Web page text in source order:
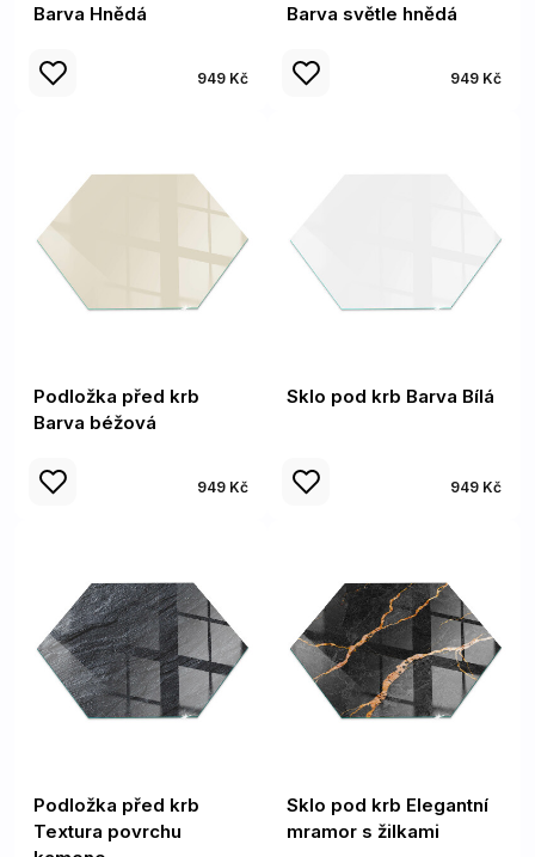
Barva Hnědá
949 Kč
Barva světle hnědá
949 Kč
Podložka před krb
Barva béžová
949 Kč
Sklo pod krb Barva Bílá
949 Kč
Podložka před krb
Textura povrchu
Sklo pod krb Elegantní
mramor s žilkami